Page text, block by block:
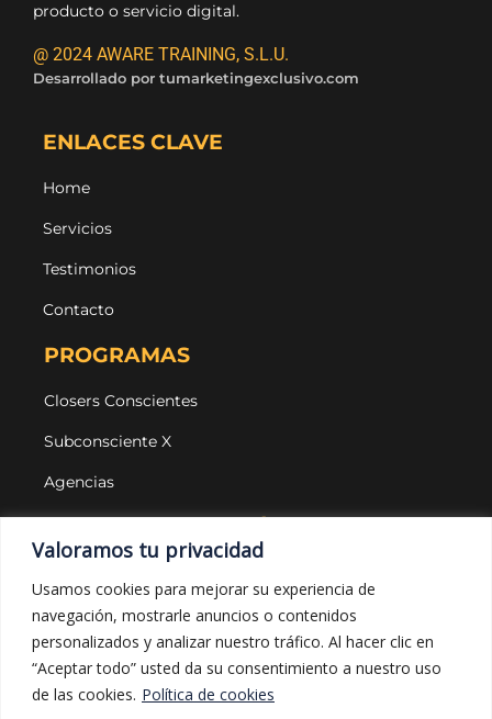
Valoramos tu privacidad
Usamos cookies para mejorar su experiencia de
navegación, mostrarle anuncios o contenidos
personalizados y analizar nuestro tráfico. Al hacer clic en
“Aceptar todo” usted da su consentimiento a nuestro uso
de las cookies. Política de cookies
producto o servicio digital.
@ 2024 AWARE TRAINING, S.L.U.
Desarrollado por tumarketingexclusivo.com
ENLACES CLAVE
Home
Servicios
Testimonios
Contacto
PROGRAMAS
Closers Conscientes
Subconsciente X
Agencias
Política de privacidad
Política de cookies
Política de compras